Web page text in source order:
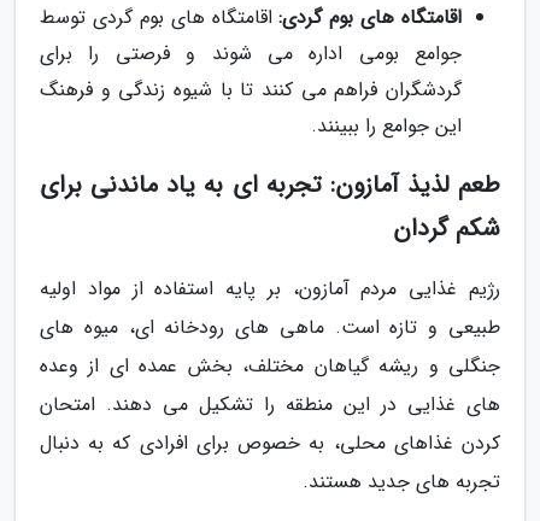
اقامتگاه های بوم گردی:اقامتگاه های بوم گردی توسط
جوامع بومی اداره می شوند و فرصتی را برای
گردشگران فراهم می کنند تا با شیوه زندگی و فرهنگ
این جوامع را ببینند.
طعم لذیذ آمازون: تجربه ای به یاد ماندنی برای
شکم گردان
رژیم غذایی مردم آمازون، بر پایه استفاده از مواد اولیه
طبیعی و تازه است. ماهی های رودخانه ای، میوه های
جنگلی و ریشه گیاهان مختلف، بخش عمده ای از وعده
های غذایی در این منطقه را تشکیل می دهند. امتحان
کردن غذاهای محلی، به خصوص برای افرادی که به دنبال
تجربه های جدید هستند.